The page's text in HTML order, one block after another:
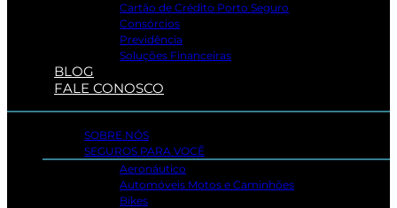
Cartão de Crédito Porto Seguro
Consórcios
Previdência
Soluções Financeiras
BLOG
FALE CONOSCO
SOBRE NÓS
SEGUROS PARA VOCÊ
Aeronáutico
Automóveis Motos e Caminhões
Bikes